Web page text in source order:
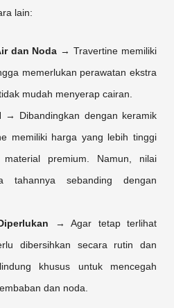
lain:
dan Noda → Travertine memiliki
memerlukan perawatan ekstra
mudah menyerap cairan.
→ Dibandingkan dengan keramik
memiliki harga yang lebih tinggi
material premium. Namun, nilai
tahannya sebanding dengan
→ Agar tetap terlihat
dibersihkan secara rutin dan
khusus untuk mencegah
dan noda.